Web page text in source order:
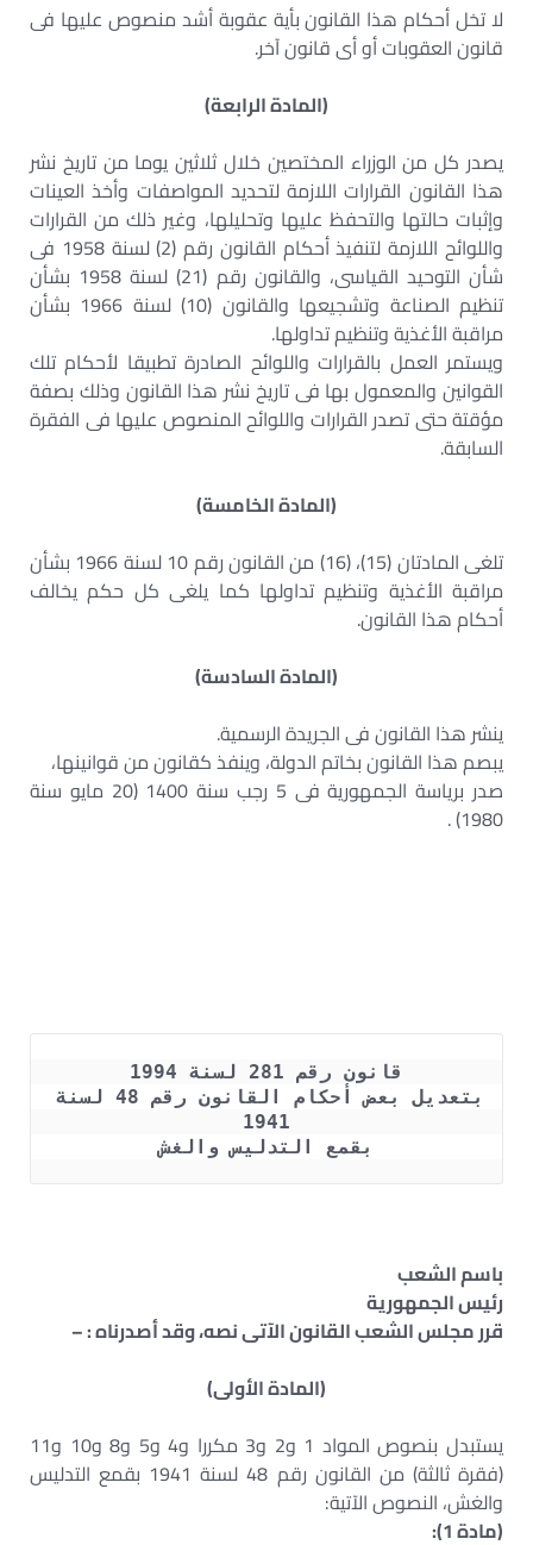
لا تخل أحكام هذا القانون بأية عقوبة أشد منصوص عليها فى
قانون العقوبات أو أى قانون آخر.
(المادة الرابعة)
يصدر كل من الوزراء المختصين خلال ثلاثين يوما من تاريخ نشر
هذا القانون القرارات اللازمة لتحديد المواصفات وأخذ العينات
وإثبات حالتها والتحفظ عليها وتحليلها، وغير ذلك من القرارات
واللوائح اللازمة لتنفيذ أحكام القانون رقم (2) لسنة 1958 فى
شأن التوحيد القياسى، والقانون رقم (21) لسنة 1958 بشأن
تنظيم الصناعة وتشجيعها والقانون (10) لسنة 1966 بشأن
مراقبة الأغذية وتنظيم تداولها.
ويستمر العمل بالقرارات واللوائح الصادرة تطبيقا لأحكام تلك
القوانين والمعمول بها فى تاريخ نشر هذا القانون وذلك بصفة
مؤقتة حتى تصدر القرارات واللوائح المنصوص عليها فى الفقرة
السابقة.
(المادة الخامسة)
تلغى المادتان (15)، (16) من القانون رقم 10 لسنة 1966 بشأن
مراقبة الأغذية وتنظيم تداولها كما يلغى كل حكم يخالف
أحكام هذا القانون.
(المادة السادسة)
ينشر هذا القانون فى الجريدة الرسمية.
يبصم هذا القانون بخاتم الدولة، وينفذ كقانون من قوانينها،
صدر برياسة الجمهورية فى 5 رجب سنة 1400 (20 مايو سنة
1980) .
قانون رقم 281 لسنة 1994
1941
بقمع التدليس والغش
باسم الشعب
رئيس الجمهورية
قرر مجلس الشعب القانون الآتى نصه، وقد أصدرناه : –
(المادة الأولى)
يستبدل بنصوص المواد 1 و2 و3 مكررا و4 و5 و8 و10 و11
(فقرة ثالثة) من القانون رقم 48 لسنة 1941 بقمع التدليس
والغش، النصوص الآتية:
(مادة 1):